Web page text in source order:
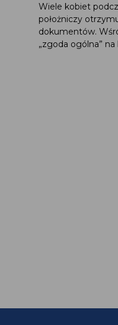
Wiele kobiet
położniczy
dokumentów.
„zgoda ogólna”